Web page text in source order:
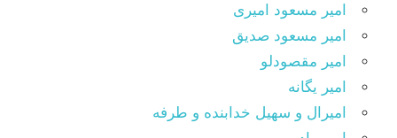
امیر مسعود امیری
امیر مسعود صدیق
امیر مقصودلو
امیر یگانه
امیرال و سهیل خدابنده و طرفه